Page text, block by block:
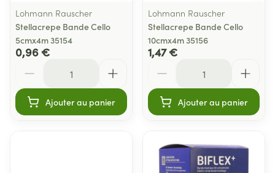
Lohmann Rauscher
Stellacrepe Bande Cello
5cmx4m 35154
0,96 €
Ajouter au panier
Lohmann Rauscher
Stellacrepe Bande Cello
10cmx4m 35156
1,47 €
Ajouter au panier